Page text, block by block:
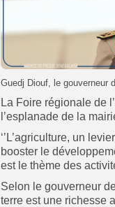
Guedj Diouf, le gouverneur
La Foire régionale de
l’esplanade de la
‘’L’agriculture, un
booster le
est le thème des
Selon le gouverneur
terre est une richesse